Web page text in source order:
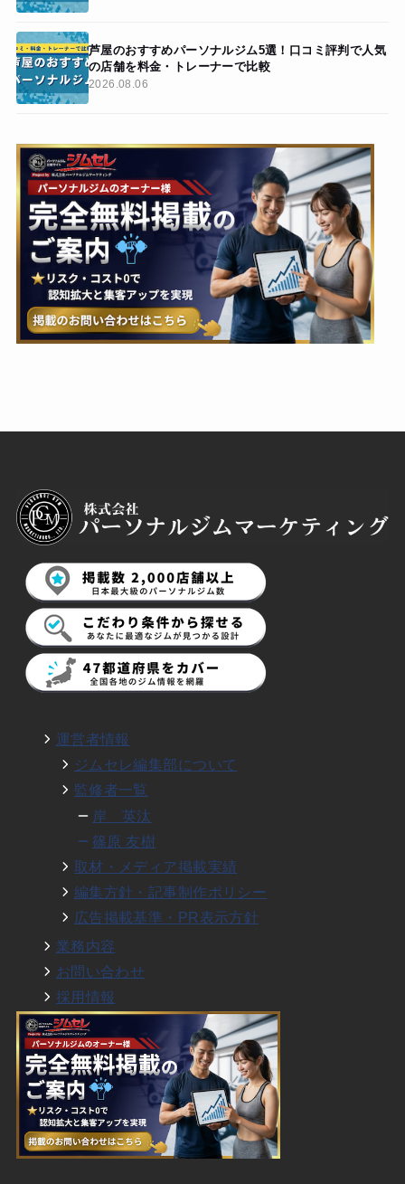
芦屋のおすすめパーソナルジム5選！口コミ評判で人気
の店舗を料金・トレーナーで比較
2026.08.06
運営者情報
ジムセレ編集部について
監修者一覧
岸 英汰
篠原 友樹
取材・メディア掲載実績
編集方針・記事制作ポリシー
広告掲載基準・PR表示方針
業務内容
お問い合わせ
採用情報